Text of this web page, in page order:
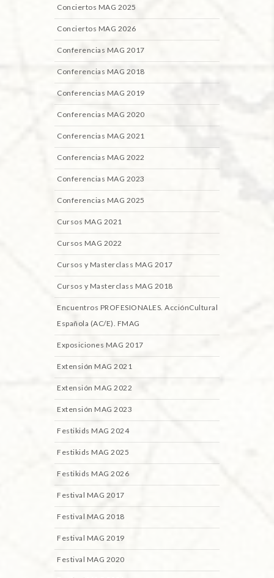
Conciertos MAG 2025
Conciertos MAG 2026
Conferencias MAG 2017
Conferencias MAG 2018
Conferencias MAG 2019
Conferencias MAG 2020
Conferencias MAG 2021
Conferencias MAG 2022
Conferencias MAG 2023
Conferencias MAG 2025
Cursos MAG 2021
Cursos MAG 2022
Cursos y Masterclass MAG 2017
Cursos y Masterclass MAG 2018
Encuentros PROFESIONALES. AcciónCultural
Española (AC/E). FMAG
Exposiciones MAG 2017
Extensión MAG 2021
Extensión MAG 2022
Extensión MAG 2023
Festikids MAG 2024
Festikids MAG 2025
Festikids MAG 2026
Festival MAG 2017
Festival MAG 2018
Festival MAG 2019
Festival MAG 2020